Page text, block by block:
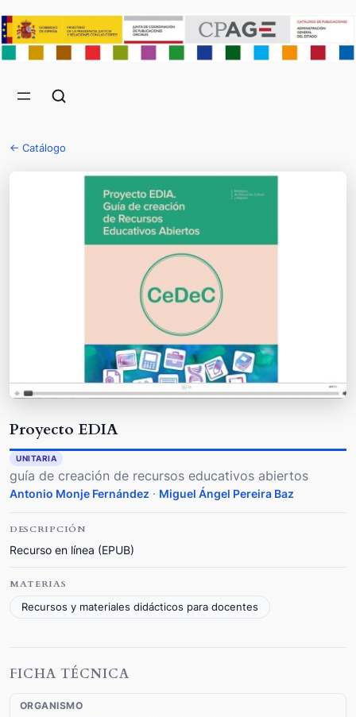
← Catálogo
Proyecto EDIA
UNITARIA
guía de creación de recursos educativos abiertos
Antonio Monje Fernández · Miguel Ángel Pereira Baz
DESCRIPCIÓN
Recurso en línea (EPUB)
MATERIAS
Recursos y materiales didácticos para docentes
FICHA TÉCNICA
ORGANISMO